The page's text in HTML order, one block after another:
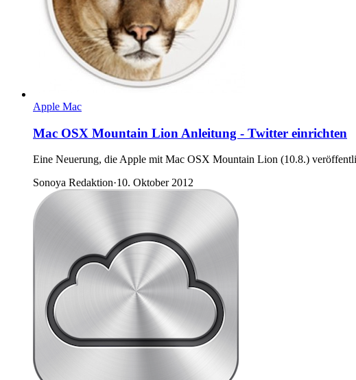
Apple Mac
Mac OSX Mountain Lion Anleitung - Twitter einrichten
Eine Neuerung, die Apple mit Mac OSX Mountain Lion (10.8.)
Sonoya Redaktion·10. Oktober 2012